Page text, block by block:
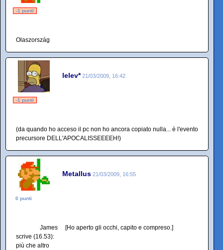
-1 punti
Olaszország
lelev* 21/03/2009, 16:42
-1 punti
(da quando ho acceso il pc non ho ancora copiato nulla... è l'evento
precursore DELL'APOCALISSEEEEH!)
Metallus 21/03/2009, 16:55
0 punti
James [Ho aperto gli occhi, capito e compreso.]
scrive (16.53):
più che altro